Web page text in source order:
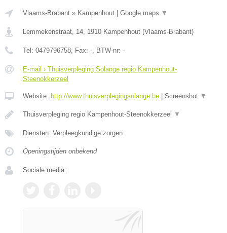
Vlaams-Brabant » Kampenhout Google maps ▼
Lemmekenstraat, 14, 1910 Kampenhout (Vlaams-Brabant)
Tel: 0479796758, Fax: -, BTW-nr: -
E-mail › Thuisverpleging Solange regio Kampenhout-
Steenokkerzeel
Website: http://www.thuisverplegingsolange.be Screenshot ▼
Thuisverpleging regio Kampenhout-Steenokkerzeel ▼
Diensten: Verpleegkundige zorgen
Openingstijden onbekend
Sociale media: